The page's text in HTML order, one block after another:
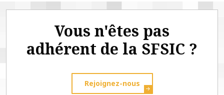
Vous n'êtes pas
adhérent de la SFSIC ?
Rejoignez-nous